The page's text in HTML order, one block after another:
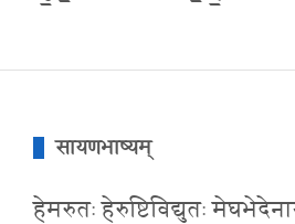
सायणभाष्यम्
हेमरुतः हेरुष्टिविद्युतः